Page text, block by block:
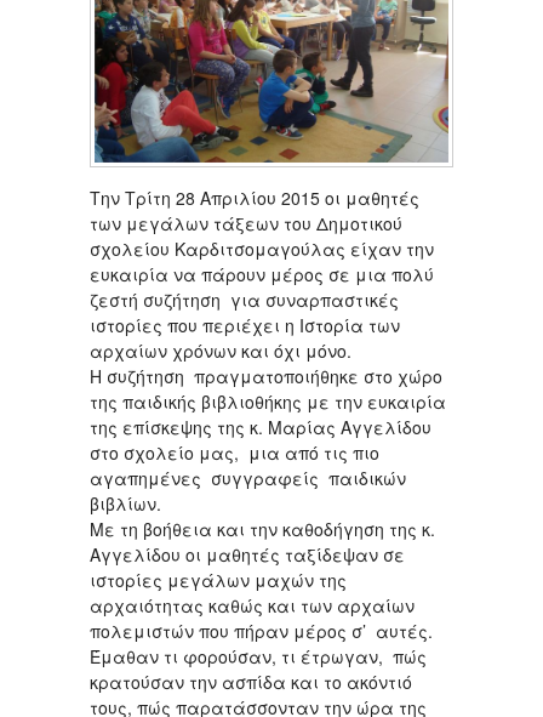
Την Τρίτη 28 Απριλίου 2015 οι μαθητές
των μεγάλων τάξεων του Δημοτικού
σχολείου Καρδιτσομαγούλας είχαν την
ευκαιρία να πάρουν μέρος σε μια πολύ
ζεστή συζήτηση για συναρπαστικές
ιστορίες που περιέχει η Ιστορία των
αρχαίων χρόνων και όχι μόνο.
Η συζήτηση πραγματοποιήθηκε στο χώρο
της παιδικής βιβλιοθήκης με την ευκαιρία
της επίσκεψης της κ. Μαρίας Αγγελίδου
στο σχολείο μας, μια από τις πιο
αγαπημένες συγγραφείς παιδικών
βιβλίων.
Με τη βοήθεια και την καθοδήγηση της κ.
Αγγελίδου οι μαθητές ταξίδεψαν σε
ιστορίες μεγάλων μαχών της
αρχαιότητας καθώς και των αρχαίων
πολεμιστών που πήραν μέρος σ’ αυτές.
Έμαθαν τι φορούσαν, τι έτρωγαν, πώς
κρατούσαν την ασπίδα και το ακόντιό
τους, πώς παρατάσσονταν την ώρα της